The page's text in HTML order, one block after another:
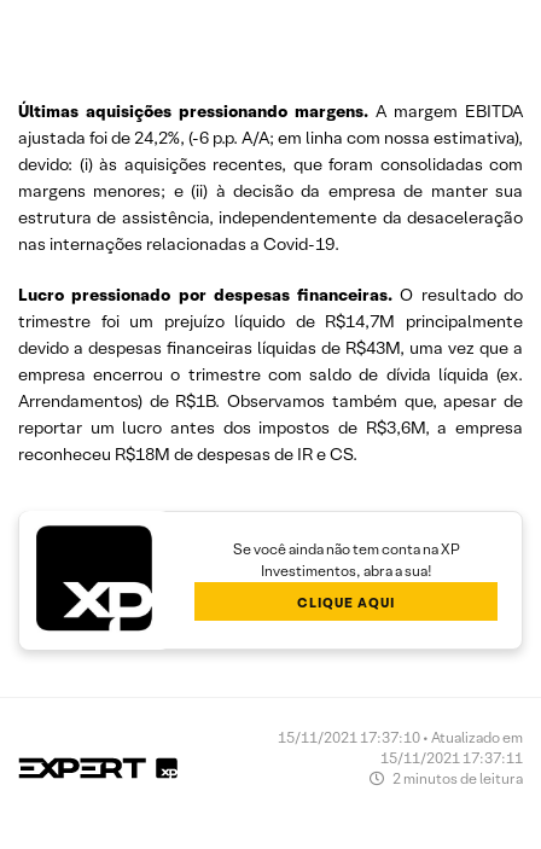
Últimas aquisições pressionando margens. A margem EBITDA
ajustada foi de 24,2%, (-6 p.p. A/A; em linha com nossa estimativa),
devido: (i) às aquisições recentes, que foram consolidadas com
margens menores; e (ii) à decisão da empresa de manter sua
estrutura de assistência, independentemente da desaceleração
nas internações relacionadas a Covid-19.
Lucro pressionado por despesas financeiras.O resultado do
trimestre foi um prejuízo líquido de R$14,7M principalmente
devido a despesas financeiras líquidas de R$43M, uma vez que a
empresa encerrou o trimestre com saldo de dívida líquida (ex.
Arrendamentos) de R$1B. Observamos também que, apesar de
reportar um lucro antes dos impostos de R$3,6M, a empresa
reconheceu R$18M de despesas de IR e CS.
Se você ainda não tem conta na XP
Investimentos, abra a sua!
CLIQUE AQUI
15/11/2021 17:37:10 • Atualizado em
15/11/2021 17:37:11
2 minutos de leitura